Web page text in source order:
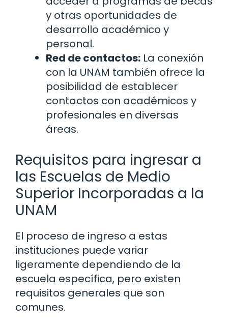
y otras oportunidades de
desarrollo académico y
personal.
Red de contactos: La conexión
con la UNAM también ofrece la
posibilidad de establecer
contactos con académicos y
profesionales en diversas
áreas.
Requisitos para ingresar a
las Escuelas de Medio
Superior Incorporadas a la
UNAM
El proceso de ingreso a estas
instituciones puede variar
ligeramente dependiendo de la
escuela específica, pero existen
requisitos generales que son
comunes.